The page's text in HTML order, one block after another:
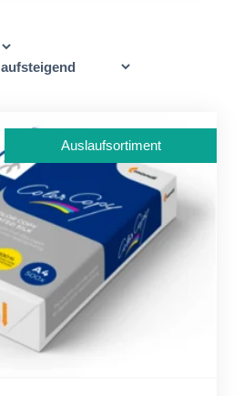
Auslaufsortiment